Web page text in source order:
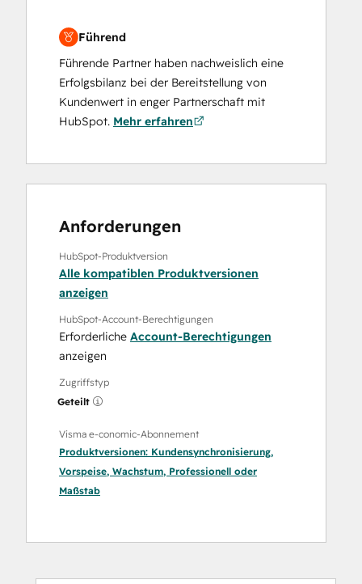
Führend
Führende Partner haben nachweislich eine
Erfolgsbilanz bei der Bereitstellung von
Kundenwert in enger Partnerschaft mit
HubSpot. Mehr erfahren
Anforderungen
HubSpot-Produktversion
Alle kompatiblen Produktversionen
anzeigen
HubSpot-Account-Berechtigungen
Erforderliche Account-Berechtigungen
anzeigen
Zugriffstyp
Geteilt
Visma e-conomic-Abonnement
Produktversionen: Kundensynchronisierung,
Vorspeise, Wachstum, Professionell oder
Maßstab